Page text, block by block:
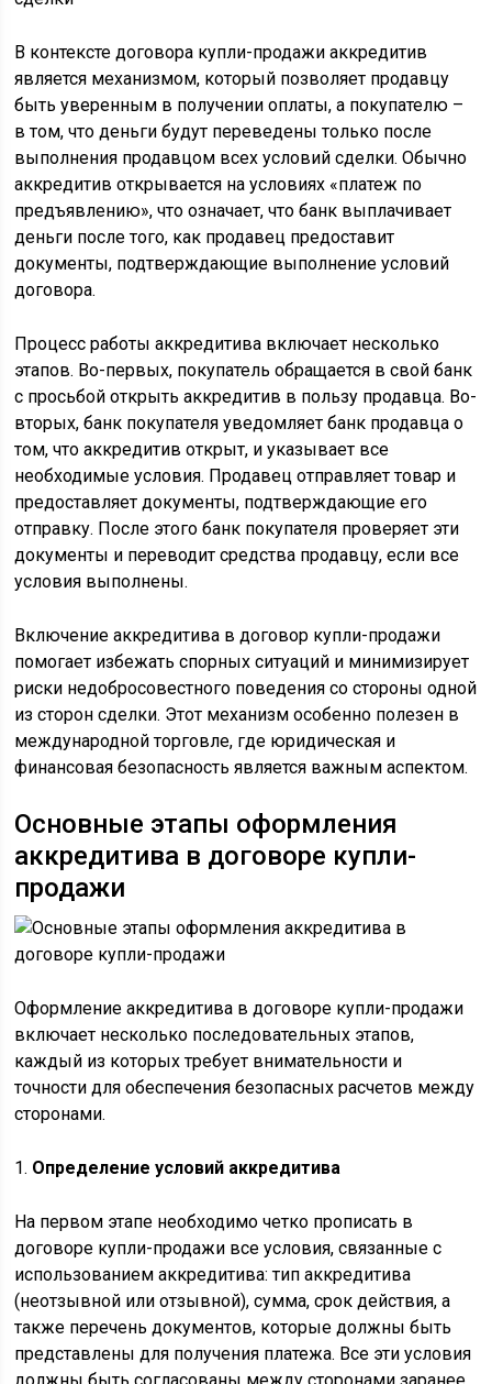
В контексте договора купли-продажи аккредитив
является механизмом, который позволяет продавцу
быть уверенным в получении оплаты, а покупателю –
в том, что деньги будут переведены только после
выполнения продавцом всех условий сделки. Обычно
аккредитив открывается на условиях «платеж по
предъявлению», что означает, что банк выплачивает
деньги после того, как продавец предоставит
документы, подтверждающие выполнение условий
договора.
Процесс работы аккредитива включает несколько
этапов. Во-первых, покупатель обращается в свой банк
с просьбой открыть аккредитив в пользу продавца. Во-
вторых, банк покупателя уведомляет банк продавца о
том, что аккредитив открыт, и указывает все
необходимые условия. Продавец отправляет товар и
предоставляет документы, подтверждающие его
отправку. После этого банк покупателя проверяет эти
документы и переводит средства продавцу, если все
условия выполнены.
Включение аккредитива в договор купли-продажи
помогает избежать спорных ситуаций и минимизирует
риски недобросовестного поведения со стороны одной
из сторон сделки. Этот механизм особенно полезен в
международной торговле, где юридическая и
финансовая безопасность является важным аспектом.
Основные этапы оформления
аккредитива в договоре купли-
продажи
Оформление аккредитива в договоре купли-продажи
включает несколько последовательных этапов,
каждый из которых требует внимательности и
точности для обеспечения безопасных расчетов между
сторонами.
1. Определение условий аккредитива
На первом этапе необходимо четко прописать в
договоре купли-продажи все условия, связанные с
использованием аккредитива: тип аккредитива
(неотзывной или отзывной), сумма, срок действия, а
также перечень документов, которые должны быть
представлены для получения платежа. Все эти условия